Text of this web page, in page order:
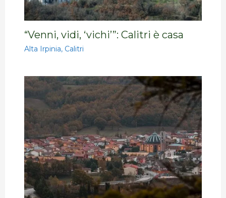
“Venni, vidi, ‘vichi’”: Calitri è casa
Alta Irpinia, Calitri